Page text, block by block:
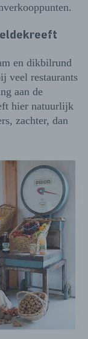
en dikbilrund
veel restaurants
aan de
hier natuurlijk
zachter, dan